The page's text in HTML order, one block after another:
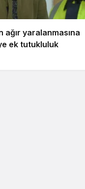
ağır yaralanmasına
ek tutukluluk